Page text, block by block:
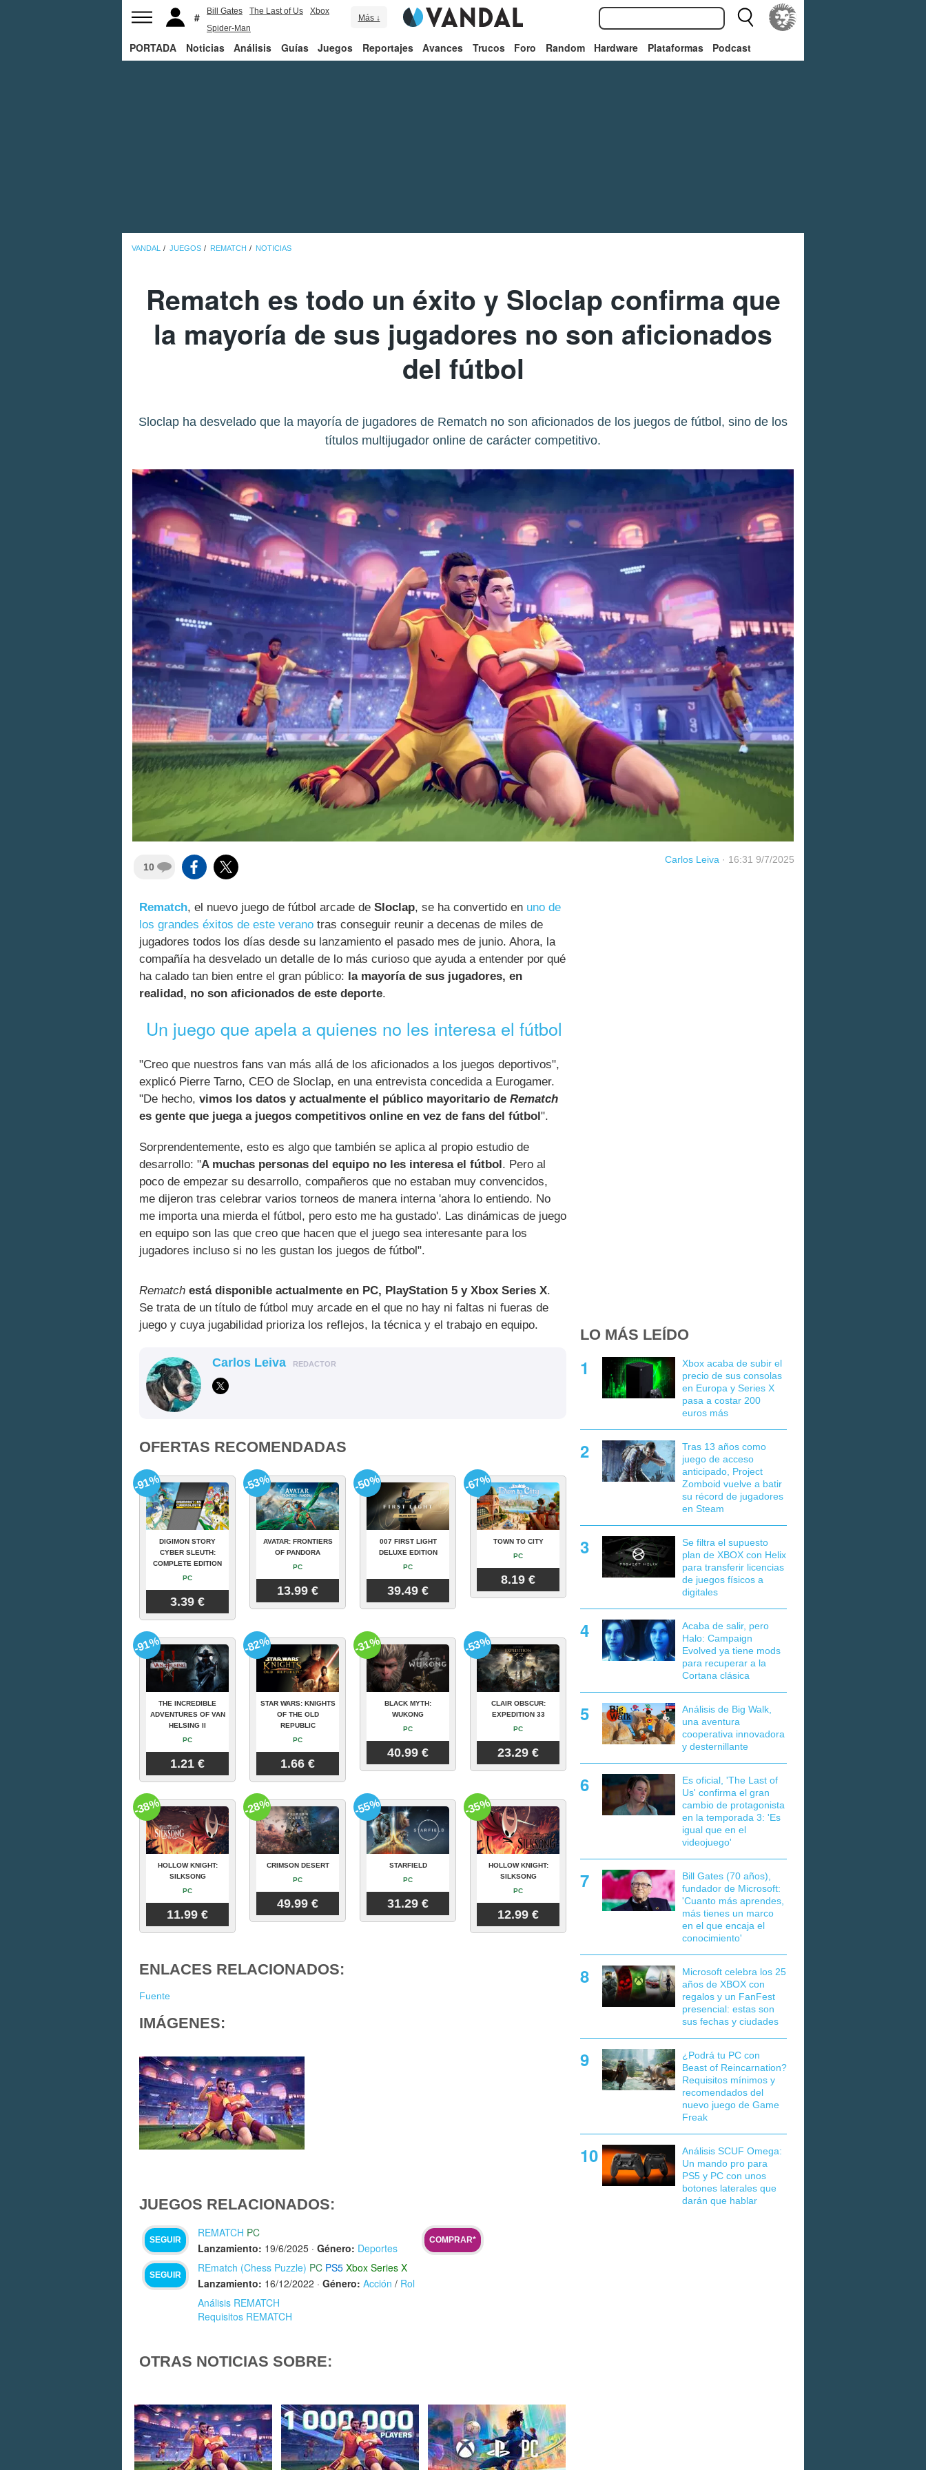
Bill Gates The Last of Us
Xbox
Spider-Man
Más ↓
PORTADA Noticias Análisis Guías Juegos Reportajes Avances Trucos Foro Random Hardware Plataformas Podcast
VANDAL JUEGOS REMATCH NOTICIAS
Rematch es todo un éxito y Sloclap confirma que
la mayoría de sus jugadores no son aficionados
del fútbol
Sloclap ha desvelado que la mayoría de jugadores de Rematch no son aficionados de los juegos de fútbol, sino de los
títulos multijugador online de carácter competitivo.
10
Carlos Leiva · 16:31 9/7/2025
Rematch, el nuevo juego de fútbol arcade de Sloclap, se ha convertido en uno de
los grandes éxitos de este verano tras conseguir reunir a decenas de miles de
jugadores todos los días desde su lanzamiento el pasado mes de junio. Ahora, la
compañía ha desvelado un detalle de lo más curioso que ayuda a entender por qué
ha calado tan bien entre el gran público: la mayoría de sus jugadores, en
realidad, no son aficionados de este deporte.
Un juego que apela a quienes no les interesa el fútbol
"Creo que nuestros fans van más allá de los aficionados a los juegos deportivos",
explicó Pierre Tarno, CEO de Sloclap, en una entrevista concedida a Eurogamer.
"De hecho, vimos los datos y actualmente el público mayoritario de Rematch
es gente que juega a juegos competitivos online en vez de fans del fútbol".
Sorprendentemente, esto es algo que también se aplica al propio estudio de
desarrollo: "A muchas personas del equipo no les interesa el fútbol. Pero al
poco de empezar su desarrollo, compañeros que no estaban muy convencidos,
me dijeron tras celebrar varios torneos de manera interna 'ahora lo entiendo. No
me importa una mierda el fútbol, pero esto me ha gustado'. Las dinámicas de juego
en equipo son las que creo que hacen que el juego sea interesante para los
jugadores incluso si no les gustan los juegos de fútbol".
Rematch está disponible actualmente en PC, PlayStation 5 y Xbox Series X.
Se trata de un título de fútbol muy arcade en el que no hay ni faltas ni fueras de
juego y cuya jugabilidad prioriza los reflejos, la técnica y el trabajo en equipo.
Carlos Leiva REDACTOR
OFERTAS RECOMENDADAS
DIGIMON STORY
CYBER SLEUTH:
COMPLETE EDITION
PC
3.39 €
-91%
AVATAR: FRONTIERS
OF PANDORA
PC
13.99 €
-53%
007 FIRST LIGHT
DELUXE EDITION
PC
39.49 €
-50%
TOWN TO CITY
PC
8.19 €
-67%
THE INCREDIBLE
ADVENTURES OF VAN
HELSING II
PC
1.21 €
-91%
STAR WARS: KNIGHTS
OF THE OLD
REPUBLIC
PC
1.66 €
-82%
BLACK MYTH:
WUKONG
PC
40.99 €
-31%
CLAIR OBSCUR:
EXPEDITION 33
PC
23.29 €
-53%
HOLLOW KNIGHT:
SILKSONG
PC
11.99 €
-38%
CRIMSON DESERT
PC
49.99 €
-28%
STARFIELD
PC
31.29 €
-55%
HOLLOW KNIGHT:
SILKSONG
PC
12.99 €
-35%
ENLACES RELACIONADOS:
Fuente
IMÁGENES:
JUEGOS RELACIONADOS:
SEGUIR
REMATCH PC
Lanzamiento: 19/6/2025 · Género: Deportes
COMPRAR*
SEGUIR
REmatch (Chess Puzzle) PC PS5 Xbox Series X
Lanzamiento: 16/12/2022 · Género: Acción / Rol
Análisis REMATCH
Requisitos REMATCH
OTRAS NOTICIAS SOBRE:
LO MÁS LEÍDO
Xbox acaba de subir el
precio de sus consolas
en Europa y Series X
pasa a costar 200
euros más
Tras 13 años como
juego de acceso
anticipado, Project
Zomboid vuelve a batir
su récord de jugadores
en Steam
Se filtra el supuesto
plan de XBOX con Helix
para transferir licencias
de juegos físicos a
digitales
Acaba de salir, pero
Halo: Campaign
Evolved ya tiene mods
para recuperar a la
Cortana clásica
Análisis de Big Walk,
una aventura
cooperativa innovadora
y desternillante
Es oficial, 'The Last of
Us' confirma el gran
cambio de protagonista
en la temporada 3: 'Es
igual que en el
videojuego'
Bill Gates (70 años),
fundador de Microsoft:
'Cuanto más aprendes,
más tienes un marco
en el que encaja el
conocimiento'
Microsoft celebra los 25
años de XBOX con
regalos y un FanFest
presencial: estas son
sus fechas y ciudades
¿Podrá tu PC con
Beast of Reincarnation?
Requisitos mínimos y
recomendados del
nuevo juego de Game
Freak
Análisis SCUF Omega:
Un mando pro para
PS5 y PC con unos
botones laterales que
darán que hablar